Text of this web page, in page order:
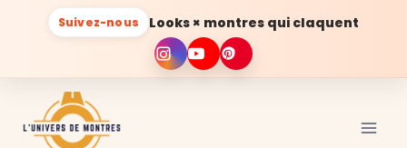
Suivez-nous Looks × montres qui claquent
contenu